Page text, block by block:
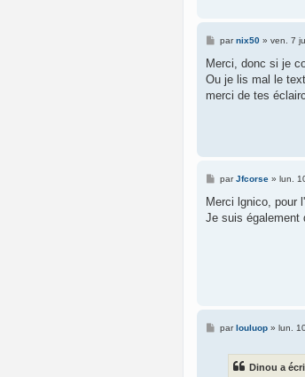
M
s
a
g
parnix50» ven. 7
Merci, donc si je
Ou je lis mal le
merci de tes
M
s
a
parJfcorse» lun.
Merci lgnico, pour
Je suis également
Mparlouluop» lun.
Dinou a